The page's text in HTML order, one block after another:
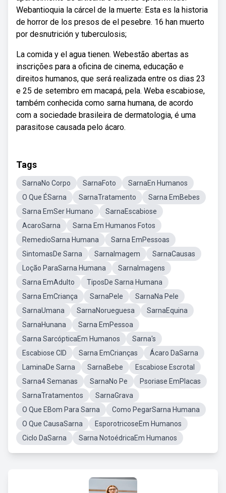
Webantioquia la cárcel de la muerte: Esta es la historia
de horror de los presos de el pesebre. 16 han muerto
por desnutrición y tuberculosis;
La comida y el agua tienen. Webestão abertas as
inscrições para a oficina de cinema, educação e
direitos humanos, que será realizada entre os dias 23
e 25 de setembro em macapá, pela. Weba escabiose,
também conhecida como sarna humana, de acordo
com a sociedade brasileira de dermatologia, é uma
parasitose causada pelo ácaro.
Tags
SarnaNo Corpo SarnaFoto
SarnaEn Humanos
O Que ÉSarna
SarnaTratamento
Sarna EmBebes
Sarna EmSer Humano
SarnaEscabiose
AcaroSarna
Sarna Em Humanos Fotos
RemedioSarna Humana
Sarna EmPessoas
SintomasDe Sarna
SarnaImagem
SarnaCausas
Loção ParaSarna Humana
SarnaImagens
Sarna EmAdulto
TiposDe Sarna Humana
Sarna EmCriança
SarnaPele
SarnaNa Pele
SarnaUmana
SarnaNorueguesa
SarnaEquina
SarnaHunana
Sarna EmPessoa
Sarna SarcópticaEm Humanos
Sarna's
Escabiose CID
Sarna EmCrianças
Ácaro DaSarna
LaminaDe Sarna
SarnaBebe
Escabiose Escrotal
Sarna4 Semanas
SarnaNo Pe
Psoriase EmPlacas
SarnaTratamentos
SarnaGrava
O Que EBom Para Sarna
Como PegarSarna Humana
O Que CausaSarna
EsporotricoseEm Humanos
Ciclo DaSarna
Sarna NotoédricaEm Humanos